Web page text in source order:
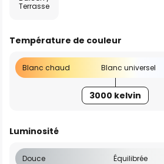
Terrasse
Température de couleur
Blanc chaud Blanc universel
3000 kelvin
Luminosité
Douce Équilibrée